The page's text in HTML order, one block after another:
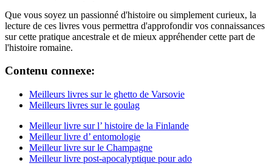
Que vous soyez un passionné d'histoire ou simplement curieux, la
lecture de ces livres vous permettra d'approfondir vos connaissances
sur cette pratique ancestrale et de mieux appréhender cette part de
l'histoire romaine.
Contenu connexe:
Meilleurs livres sur le ghetto de Varsovie
Meilleurs livres sur le goulag
Meilleur livre sur l’ histoire de la Finlande
Meilleur livre d’ entomologie
Meilleur livre sur le Champagne
Meilleur livre post-apocalyptique pour ado